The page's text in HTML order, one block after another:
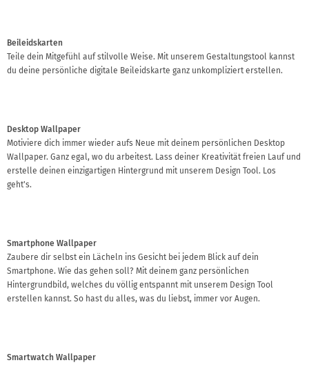
Beileidskarten
Teile dein Mitgefühl auf stilvolle Weise. Mit unserem Gestaltungstool kannst
du deine persönliche digitale Beileidskarte ganz unkompliziert erstellen.
Desktop Wallpaper
Motiviere dich immer wieder aufs Neue mit deinem persönlichen Desktop
Wallpaper. Ganz egal, wo du arbeitest. Lass deiner Kreativität freien Lauf und
erstelle deinen einzigartigen Hintergrund mit unserem Design Tool. Los
geht's.
Smartphone Wallpaper
Zaubere dir selbst ein Lächeln ins Gesicht bei jedem Blick auf dein
Smartphone. Wie das gehen soll? Mit deinem ganz persönlichen
Hintergrundbild, welches du völlig entspannt mit unserem Design Tool
erstellen kannst. So hast du alles, was du liebst, immer vor Augen.
Smartwatch Wallpaper